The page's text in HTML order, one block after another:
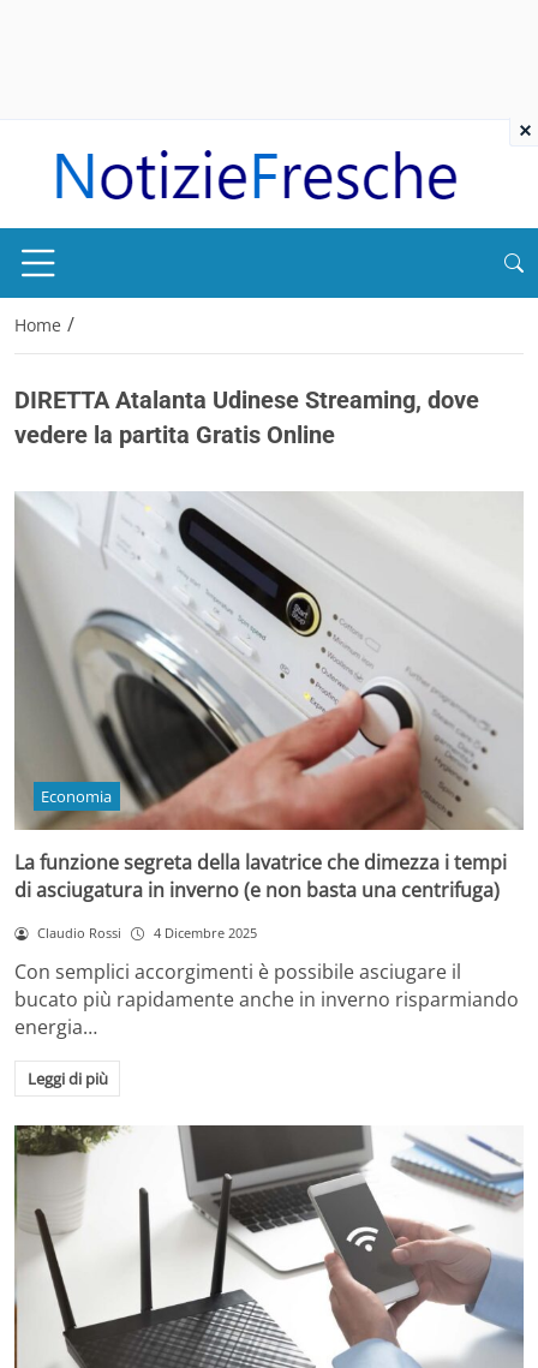
Home /
DIRETTA Atalanta Udinese Streaming, dove
vedere la partita Gratis Online
Economia
La funzione segreta della lavatrice che dimezza i tempi
di asciugatura in inverno (e non basta una centrifuga)
Claudio Rossi 4 Dicembre 2025
Con semplici accorgimenti è possibile asciugare il
bucato più rapidamente anche in inverno risparmiando
energia…
Leggi di più
×